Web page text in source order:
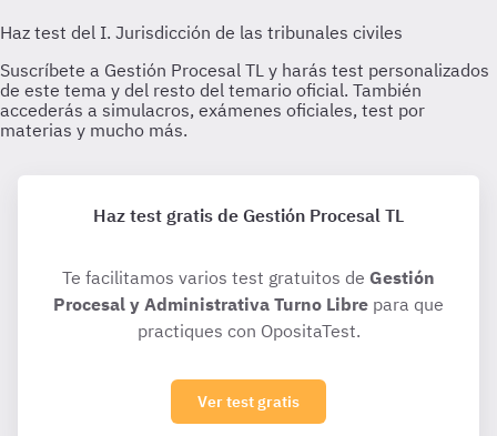
Haz test gratis de Gestión Procesal TL
Te facilitamos varios test gratuitos de Gestión
Procesal y Administrativa Turno Libre para que
practiques con OpositaTest.
Ver test gratis